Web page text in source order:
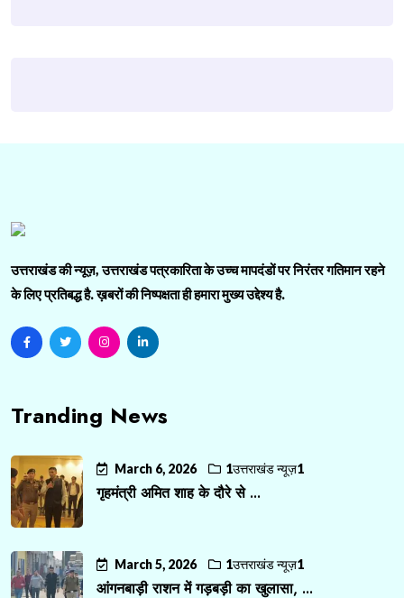
उत्तराखंड की न्यूज़, उत्तराखंड पत्रकारिता के उच्च मापदंडों पर निरंतर गतिमान रहने
के लिए प्रतिबद्ध है. ख़बरों की निष्पक्षता ही हमारा मुख्य उद्देश्य है.
Tranding News
March 6, 2026 1उत्तराखंड न्यूज़1
गृहमंत्री अमित शाह के दौरे से ...
March 5, 2026 1उत्तराखंड न्यूज़1
आंगनबाड़ी राशन में गड़बड़ी का खुलासा, ...